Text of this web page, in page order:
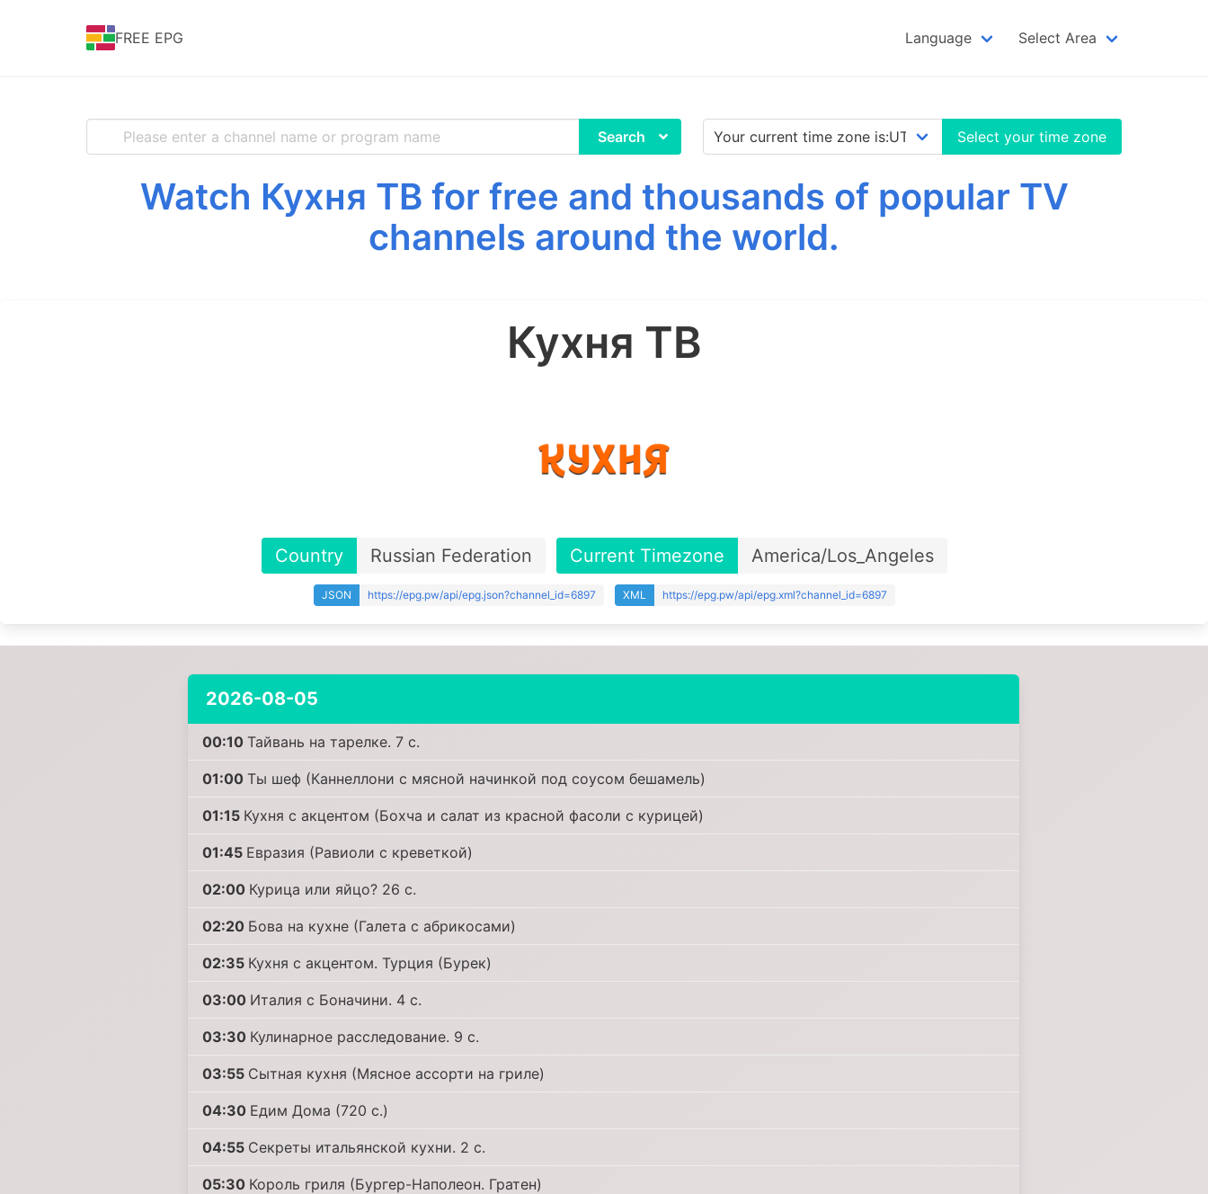
FREE EPG Language Select Area
Search Select your time zone
Watch Кухня ТВ for free and thousands of popular TV
channels around the world.
Кухня ТВ
Country Russian Federation Current Timezone America/Los_Angeles
JSON https://epg.pw/api/epg.json?channel_id=6897 XML https://epg.pw/api/epg.xml?channel_id=6897
2026-08-05
00:10 Тайвань на тарелке. 7 с.
01:00 Ты шеф (Каннеллони с мясной начинкой под соусом бешамель)
01:15 Кухня с акцентом (Бохча и салат из красной фасоли с курицей)
01:45 Евразия (Равиоли с креветкой)
02:00 Курица или яйцо? 26 с.
02:20 Бова на кухне (Галета с абрикосами)
02:35 Кухня с акцентом. Турция (Бурек)
03:00 Италия с Боначини. 4 с.
03:30 Кулинарное расследование. 9 с.
03:55 Сытная кухня (Мясное ассорти на гриле)
04:30 Едим Дома (720 с.)
04:55 Секреты итальянской кухни. 2 с.
05:30 Король гриля (Бургер-Наполеон. Гратен)